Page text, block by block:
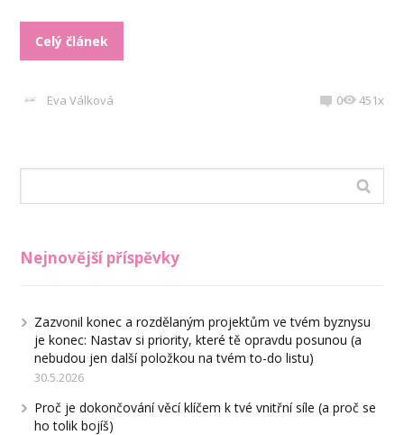
Celý článek
Eva Válková 0 451x
Nejnovější příspěvky
Zazvonil konec a rozdělaným projektům ve tvém byznysu
je konec: Nastav si priority, které tě opravdu posunou (a
nebudou jen další položkou na tvém to-do listu)
30.5.2026
Proč je dokončování věcí klíčem k tvé vnitřní síle (a proč se
ho tolik bojíš)